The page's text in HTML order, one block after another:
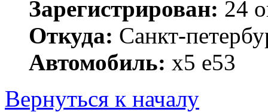
Зарегистрирован: 24
Откуда: Санкт-
Автомобиль: x5 e53
Вернуться к началу